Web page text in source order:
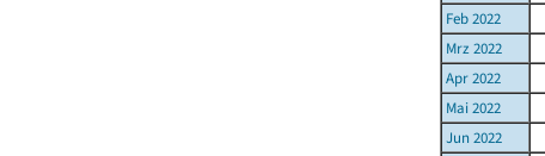
Feb 2022
Mrz 2022
Apr 2022
Mai 2022
Jun 2022